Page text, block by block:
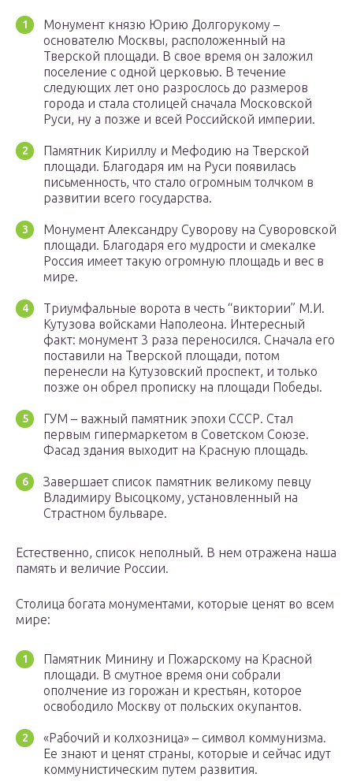
Монумент князю Юрию Долгорукому –
основателю Москвы, расположенный на
Тверской площади. В свое время он заложил
поселение с одной церковью. В течение
следующих лет оно разрослось до размеров
города и стала столицей сначала Московской
Руси, ну а позже и всей Российской империи.
Памятник Кириллу и Мефодию на Тверской
площади. Благодаря им на Руси появилась
письменность, что стало огромным толчком в
развитии всего государства.
Монумент Александру Суворову на Суворовской
площади. Благодаря его мудрости и смекалке
Россия имеет такую огромную площадь и вес в
мире.
Триумфальные ворота в честь “виктории” М.И.
Кутузова войсками Наполеона. Интересный
факт: монумент 3 раза переносился. Сначала его
поставили на Тверской площади, потом
перенесли на Кутузовский проспект, и только
позже он обрел прописку на площади Победы.
ГУМ – важный памятник эпохи СССР. Стал
первым гипермаркетом в Советском Союзе.
Фасад здания выходит на Красную площадь.
Завершает список памятник великому певцу
Владимиру Высоцкому, установленный на
Страстном бульваре.
Естественно, список неполный. В нем отражена наша
память и величие России.
Столица богата монументами, которые ценят во всем
мире:
Памятник Минину и Пожарскому на Красной
площади. В смутное время они собрали
ополчение из горожан и крестьян, которое
освободило Москву от польских окупантов.
«Рабочий и колхозница» – символ коммунизма.
Ее знают и ценят страны, которые и сейчас идут
коммунистическим путем развития.